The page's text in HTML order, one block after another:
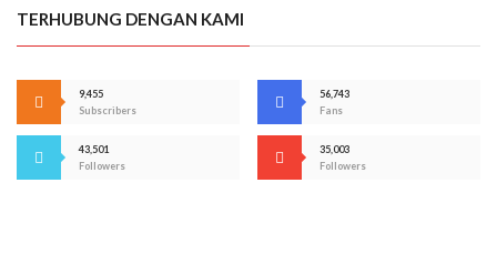
TERHUBUNG DENGAN KAMI
9,455
Subscribers
56,743
Fans
43,501
Followers
35,003
Followers